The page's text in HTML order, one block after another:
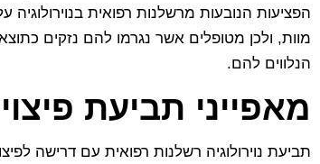
הפציעות הנובעות מרשלנות רפואית בנוירולוגיה
מוות, ולכן מטופלים אשר נגרמו להם נזקים
הנלווים להם.
מאפייני תביעת
תביעת נוירולוגיה רשלנות רפואית עם דרישה